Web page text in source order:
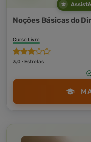
Noções Básicas do
Curso Livre
3,0 · Estrelas